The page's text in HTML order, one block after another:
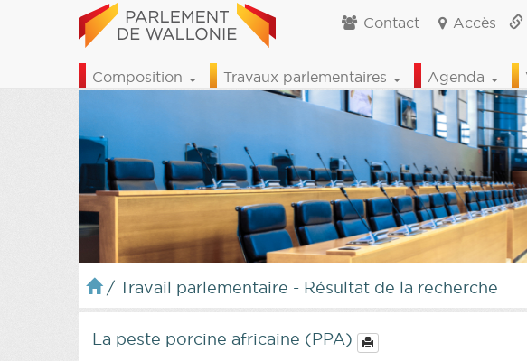
Contact Accès
Composition Travaux parlementaires Agenda
/ Travail parlementaire - Résultat de la recherche
La peste porcine africaine (PPA)